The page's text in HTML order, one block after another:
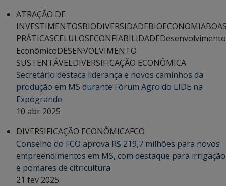
ATRAÇÃO DE
INVESTIMENTOSBIODIVERSIDADEBIOECONOMIA
PRÁTICASCELULOSECONFIABILIDADEDesenvolvimento
EconômicoDESENVOLVIMENTO
SUSTENTÁVELDIVERSIFICAÇÃO ECONÔMICA
Secretário destaca liderança e novos caminhos da
produção em MS durante Fórum Agro do LIDE na
Expogrande
10 abr 2025
DIVERSIFICAÇÃO ECONÔMICAFCO
Conselho do FCO aprova R$ 219,7 milhões para novos
empreendimentos em MS, com destaque para irrigação
e pomares de citricultura
21 fev 2025